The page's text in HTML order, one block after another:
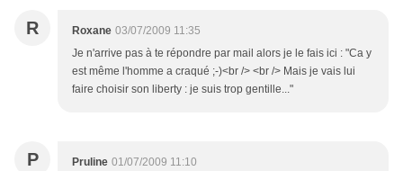
R Roxane 03/07/2009 11:35
Je n'arrive pas à te répondre par mail alors je le fais ici : "Ca y
est même l'homme a craqué ;-)<br /> <br /> Mais je vais lui
faire choisir son liberty : je suis trop gentille..."
P Pruline 01/07/2009 11:10